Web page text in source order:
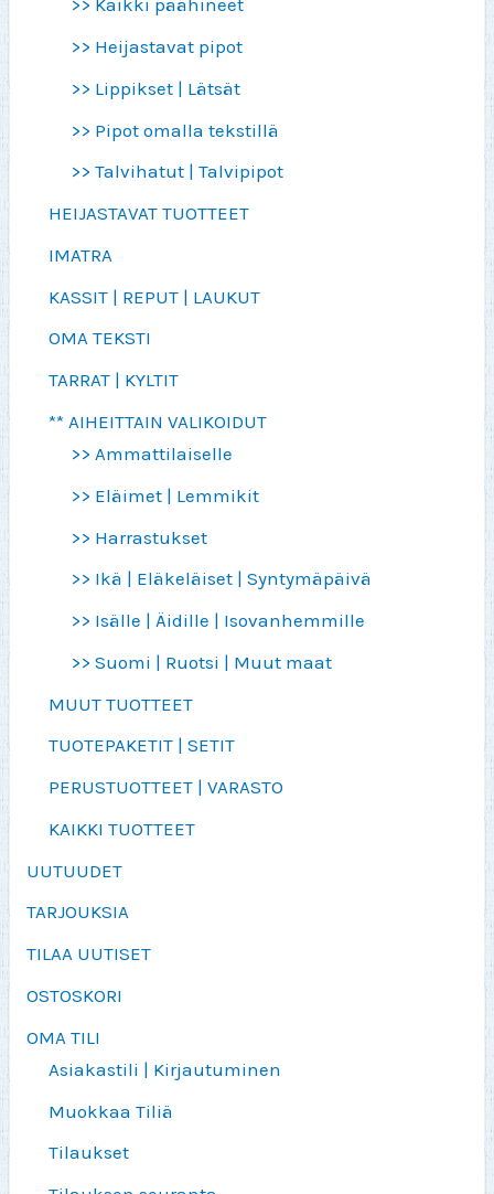
>> Kaikki päähineet
>> Heijastavat pipot
>> Lippikset | Lätsät
>> Pipot omalla tekstillä
>> Talvihatut | Talvipipot
HEIJASTAVAT TUOTTEET
IMATRA
KASSIT | REPUT | LAUKUT
OMA TEKSTI
TARRAT | KYLTIT
** AIHEITTAIN VALIKOIDUT
>> Ammattilaiselle
>> Eläimet | Lemmikit
>> Harrastukset
>> Ikä | Eläkeläiset | Syntymäpäivä
>> Isälle | Äidille | Isovanhemmille
>> Suomi | Ruotsi | Muut maat
MUUT TUOTTEET
TUOTEPAKETIT | SETIT
PERUSTUOTTEET | VARASTO
KAIKKI TUOTTEET
UUTUUDET
TARJOUKSIA
TILAA UUTISET
OSTOSKORI
OMA TILI
Asiakastili | Kirjautuminen
Muokkaa Tiliä
Tilaukset